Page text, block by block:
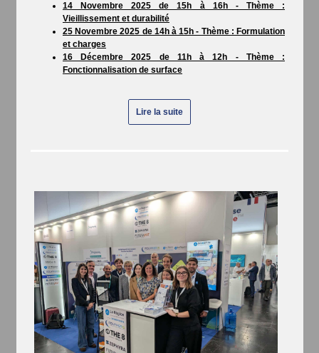
14 Novembre 2025 de 15h à 16h - Thème :
Vieillissement et durabilité
25 Novembre 2025 de 14h à 15h - Thème : Formulation
et charges
16 Décembre 2025 de 11h à 12h - Thème :
Fonctionnalisation de surface
Lire la suite